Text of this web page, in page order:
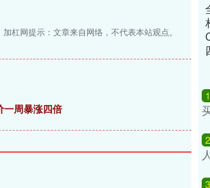
加杠网提示：文章来自网络，不代表本站观点。
一周暴涨四倍
1
2
3